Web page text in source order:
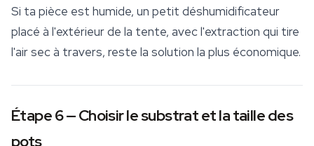
Si ta pièce est humide, un petit déshumidificateur
placé à l'extérieur de la tente, avec l'extraction qui tire
l'air sec à travers, reste la solution la plus économique.
Étape 6 — Choisir le substrat et la taille des
pots